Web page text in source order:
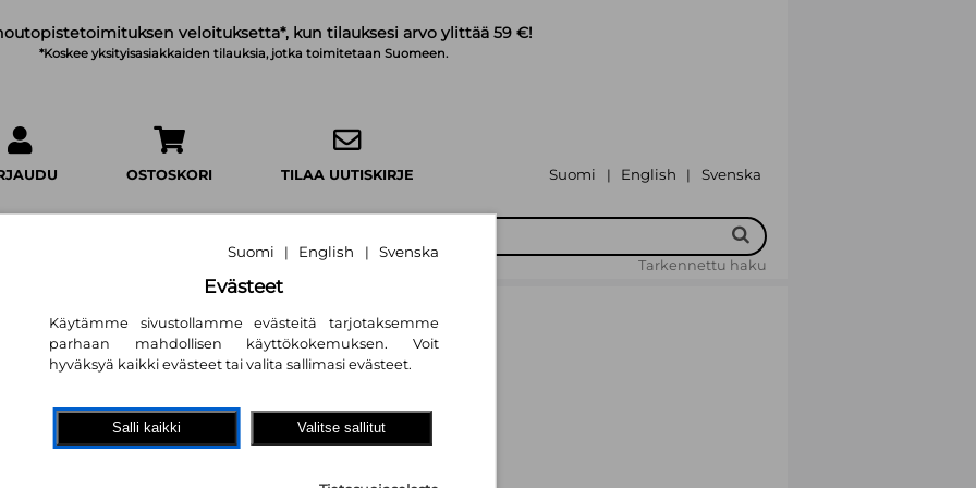
veloituksetta*, kun tilauksesi arvo ylittää 59 €!
*Koskee yksityisasiakkaiden tilauksia, jotka toimitetaan Suomeen.
OSTOSKORI TILAA UUTISKIRJE Suomi | English | Svenska
Tarkennettu haku
Horros
Helena Immonen
29,30 €
Suomi | English | Svenska
Evästeet
Käytämme sivustollamme evästeitä tarjotaksemme
parhaan mahdollisen käyttökokemuksen. Voit
hyväksyä kaikki evästeet tai valita sallimasi evästeet.
Salli kaikki Valitse sallitut